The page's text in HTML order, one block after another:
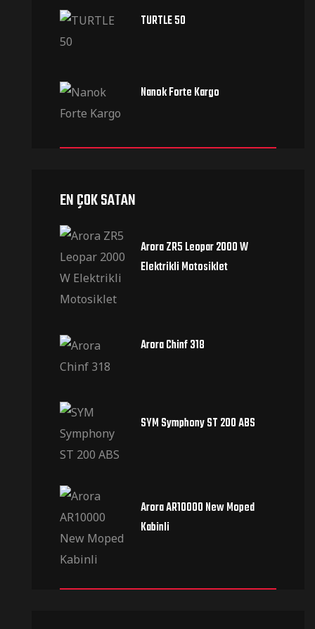
TURTLE 50
Nanok Forte Kargo
EN ÇOK SATAN
Arora ZR5 Leopar 2000 W
Elektrikli Motosiklet
Arora Chinf 318
SYM Symphony ST 200 ABS
Arora AR10000 New Moped
Kabinli